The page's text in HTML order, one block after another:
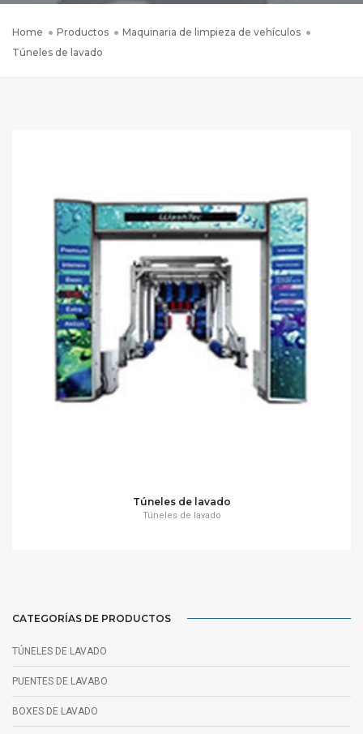
Home Productos
Maquinaria de limpieza de vehículos
Túneles de lavado
Túneles de lavado
Túneles de lavado
CATEGORÍAS DE PRODUCTOS
TÚNELES DE LAVADO
PUENTES DE LAVABO
BOXES DE LAVADO